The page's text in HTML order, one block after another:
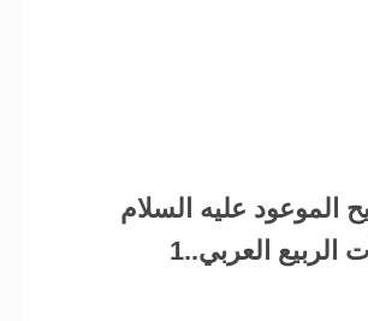
عليه السلام
الربيع العربي..1